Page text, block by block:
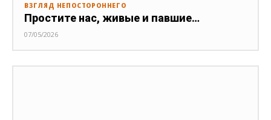
ВЗГЛЯД НЕПОСТОРОННЕГО
Простите нас, живые и павшие…
07/05/2026